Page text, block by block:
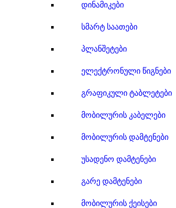
დინამიკები
სმარტ საათები
პლანშეტები
ელექტრონული წიგნები
გრაფიკული ტაბლეტები
მობილურის კაბელები
მობილურის დამტენები
უსადენო დამტენები
გარე დამტენები
მობილურის ქეისები